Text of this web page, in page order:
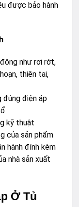
được bảo hành
như rơi rớt,
thiên tai,
đúng điện áp
kỹ thuật
của sản phẩm
hành đính kèm
nhà sản xuất
Ở Tủ